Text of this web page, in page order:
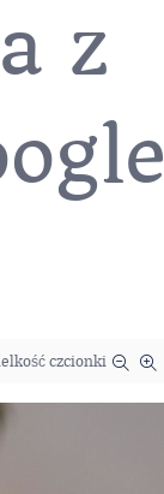
z
czcionki